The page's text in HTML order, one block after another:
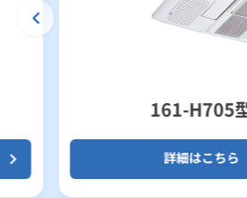
161-H705
詳細はこちら